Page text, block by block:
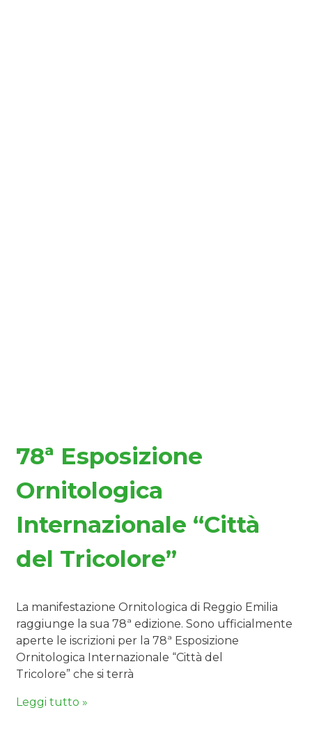
78ª Esposizione
Ornitologica
Internazionale “Città
del Tricolore”
La manifestazione Ornitologica di Reggio Emilia
raggiunge la sua 78ª edizione. Sono ufficialmente
aperte le iscrizioni per la 78ª Esposizione
Ornitologica Internazionale “Città del
Tricolore” che si terrà
Leggi tutto »